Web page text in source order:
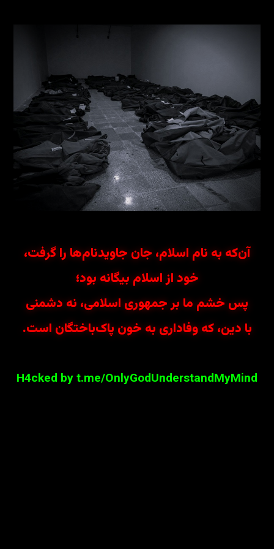
آن‌که به نام اسلام، جان جاویدنام‌ها را گرفت،
خود از اسلام بیگانه بود؛
پس خشم ما بر جمهوری اسلامی، نه دشمنی
با دین، که وفاداری به خون پاک‌باختگان است.
H4cked by t.me/OnlyGodUnderstandMyMind